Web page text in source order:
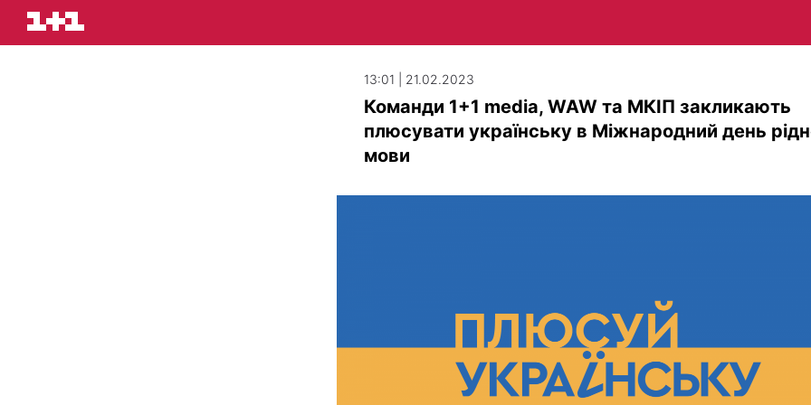
13:01 | 21.02.2023
Команди 1+1 media, WAW та МКІП закликають
плюсувати українську в Міжнародний день
мови